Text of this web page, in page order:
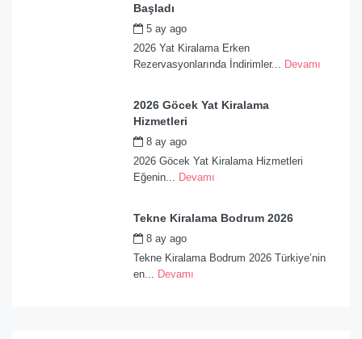
Başladı
5 ay ago
2026 Yat Kiralama Erken
Rezervasyonlarında İndirimler... Devamı
2026 Göcek Yat Kiralama
Hizmetleri
8 ay ago
2026 Göcek Yat Kiralama Hizmetleri
Eğenin... Devamı
Tekne Kiralama Bodrum 2026
8 ay ago
Tekne Kiralama Bodrum 2026 Türkiye’nin
en... Devamı